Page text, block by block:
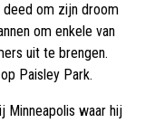
om zijn droom
om enkele van
uit te brengen.
Paisley Park.
Minneapolis waar hij